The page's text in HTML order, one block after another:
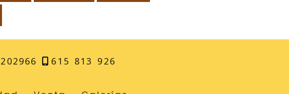
615 813 926